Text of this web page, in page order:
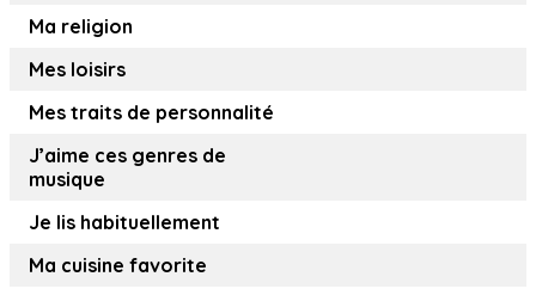
Ma religion
Mes loisirs
Mes traits de personnalité
J’aime ces genres de
musique
Je lis habituellement
Ma cuisine favorite